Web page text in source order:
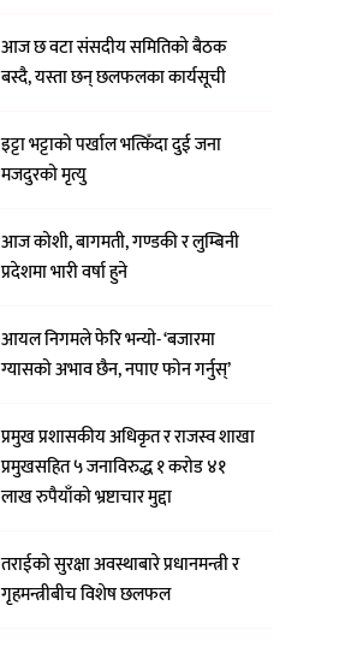
आज छ वटा संसदीय समितिको बैठक
बस्दै, यस्ता छन् छलफलका कार्यसूची
इट्टा भट्टाको पर्खाल भत्किँदा दुई जना
मजदुरको मृत्यु
आज कोशी, बागमती, गण्डकी र लुम्बिनी
प्रदेशमा भारी वर्षा हुने
आयल निगमले फेरि भन्याे- ‘बजारमा
ग्यासको अभाव छैन, नपाए फोन गर्नुस्’
प्रमुख प्रशासकीय अधिकृत र राजस्व शाखा
प्रमुखसहित ५ जनाविरुद्ध १ करोड ४१
लाख रुपैयाँको भ्रष्टाचार मुद्दा
तराईको सुरक्षा अवस्थाबारे प्रधानमन्त्री र
गृहमन्त्रीबीच विशेष छलफल